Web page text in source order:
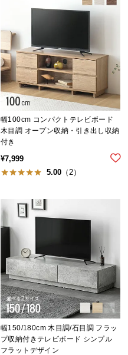
幅100cm コンパクトテレビボード
木目調 オープン収納・引き出し収納
付き
¥7,999
5.00 （2）
幅150/180cm 木目調/石目調 フラッ
プ収納付きテレビボード シンプル
フラットデザイン